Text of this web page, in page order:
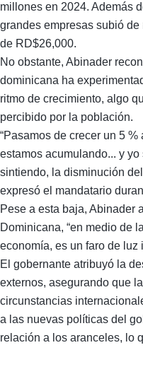
millones en 2024. Además
grandes empresas subió
de RD$26,000.
No obstante, Abinader
dominicana ha
ritmo de crecimiento, algo
percibido por la población.
“Pasamos de crecer un 5
estamos acumulando... y
sintiendo, la disminución
expresó el mandatario
Pese a esta baja, Abinader
Dominicana, “en medio de
economía, es un faro de luz
El gobernante atribuyó la
externos, asegurando que
circunstancias
a las nuevas políticas del
relación a los aranceles, lo